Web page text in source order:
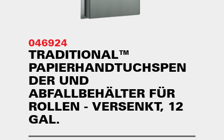
046924
TRADITIONAL™
PAPIERHANDTUCHSPEN
DER UND
ABFALLBEHÄLTER FÜR
ROLLEN - VERSENKT, 12
GAL.